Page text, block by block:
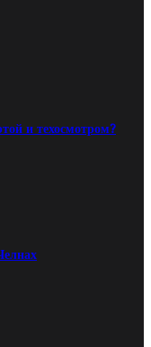
и техосмотром?